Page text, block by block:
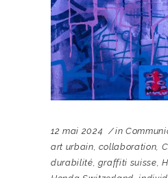
12 mai 2024 in
art urbain collaboration
durabilité graffiti suisse